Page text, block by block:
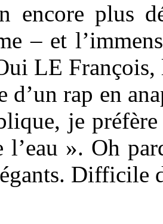
encore plus
– et
LE François,
d’un rap en
je
l’eau ». Oh
Difficile